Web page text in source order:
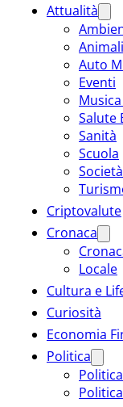
Attualità
Animali
Auto
Eventi
Salute
Sanità
Scuola
Società
Criptovalute
Cronaca
Locale
Cultura e
Curiosità
Economia
Politica